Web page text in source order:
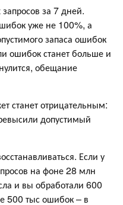
за 7 дней.
уже не 100%, а
запаса ошибок
ошибок станет больше и
обещание
станет отрицательным:
допустимый
Если у
на фоне 28 млн
и вы обработали 600
500 тыс ошибок – в